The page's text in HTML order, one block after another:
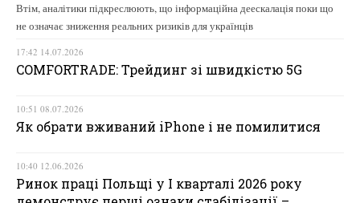
Втім, аналітики підкреслюють, що інформаційна деескалація поки що
не означає зниження реальних ризиків для українців
17:42 14.07.2026
COMFORTRADE: Трейдинг зі швидкістю 5G
10:51 08.07.2026
Як обрати вживаний iPhone і не помилитися
10:40 12.06.2026
Ринок праці Польщі у І кварталі 2026 року